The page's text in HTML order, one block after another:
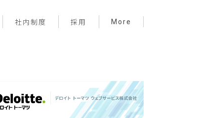
社内制度 採用 More